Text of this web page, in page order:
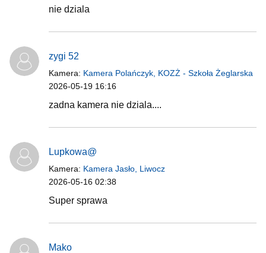
nie dziala
zygi 52
Kamera: Kamera Polańczyk, KOZŻ - Szkoła Żeglarska
2026-05-19 16:16
zadna kamera nie dziala....
Lupkowa@
Kamera: Kamera Jasło, Liwocz
2026-05-16 02:38
Super sprawa
Mako